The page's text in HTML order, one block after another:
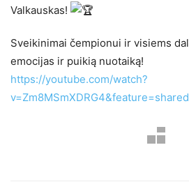
Valkauskas!
Sveikinimai čempionui ir visiems
emocijas ir puikią nuotaiką!
https://youtube.com/watch?
v=Zm8MSmXDRG4&feature=shared